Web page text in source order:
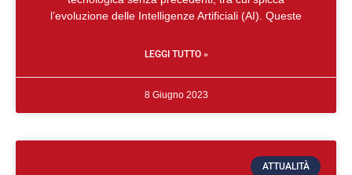
l’evoluzione delle Intelligenze Artificiali (AI). Queste
LEGGI TUTTO »
8 Giugno 2023
ATTUALITÀ